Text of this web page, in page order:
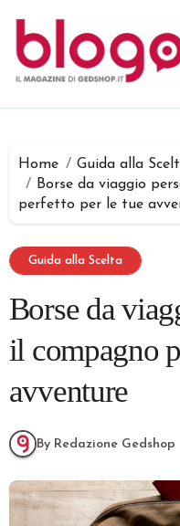
contenuto
Home
Guida alla
Borse da viaggio
perfetto per le tue
Guida alla Scelta
Borse da
il compagno
avventure
By Redazione Gedshop